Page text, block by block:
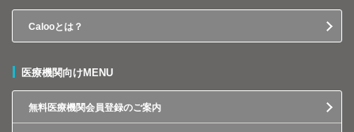
Calooとは？
医療機関向けMENU
無料医療機関会員登録のご案内